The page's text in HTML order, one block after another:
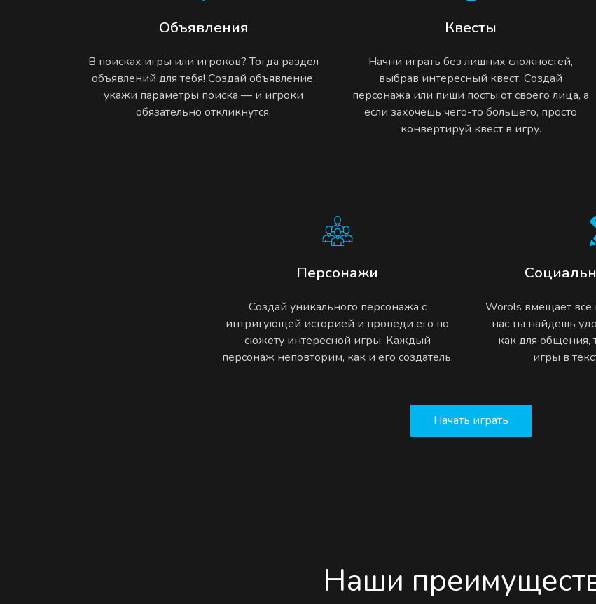
Объявления
В поисках игры или игроков? Тогда раздел
объявлений для тебя! Создай объявление,
укажи параметры поиска — и игроки
обязательно откликнутся.
Квесты
Начни играть без лишних сложностей,
выбрав интересный квест. Создай
персонажа или пиши посты от своего лица, а
если захочешь чего-то большего, просто
конвертируй квест в игру.
Персонажи
Создай уникального персонажа с
интригующей историей и проведи его по
сюжету интересной игры. Каждый
персонаж неповторим, как и его создатель.
Worols вмещает
нас ты найдёшь
как для общения,
игры в
Начать играть
Наши